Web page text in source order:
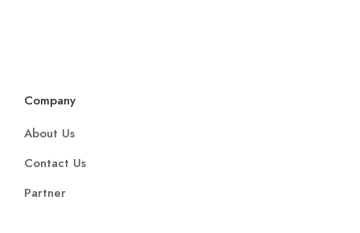
Company
About Us
Contact Us
Partner